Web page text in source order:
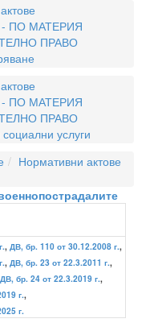
ПО МАТЕРИЯ
ПРАВО
ПО МАТЕРИЯ
ПРАВО
услуги
Нормативни актове
, ДВ, бр. 110 от 30.12.2008 г.,
, ДВ, бр. 23 от 22.3.2011 г.,
ДВ, бр. 24 от 22.3.2019 г.,
г.,
г.